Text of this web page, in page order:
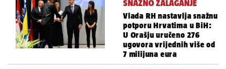
SNAŽNO ZALAGANJE
Vlada RH nastavlja snažnu
potporu Hrvatima u BiH:
U Orašju uručeno 276
ugovora vrijednih više od
7 milijuna eura